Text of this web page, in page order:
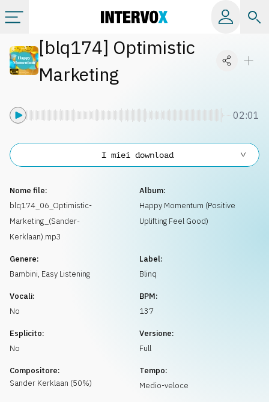
Categorie
Info
Richiedi musica
[blq174] Optimistic
Marketing
02:01
Nome file:
blq174_06_Optimistic-
Marketing_(Sander-
Kerklaan).mp3
Album:
Happy Momentum (Positive
Uplifting Feel Good)
Genere:
Bambini, Easy Listening
Label:
Blinq
Vocali:
No
BPM:
137
Esplicito:
No
Versione:
Full
Compositore:
Sander Kerklaan (50%)
Tempo:
Medio-veloce
I miei download